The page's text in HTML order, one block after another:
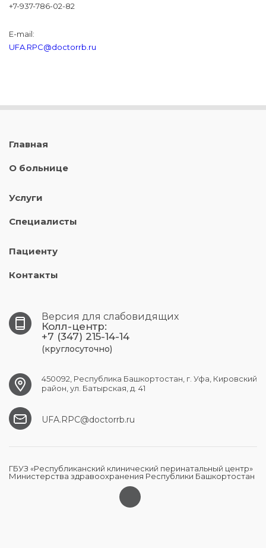
+7-937-786-02-82
E-mail:
UFA.RPC@doctorrb.ru
Главная
О больнице
Услуги
Специалисты
Пациенту
Контакты
Версия для слабовидящих
Колл-центр:
+7 (347) 215-14-14
(круглосуточно)
450092, Республика Башкортостан, г. Уфа, Кировский
район, ул. Батырская, д. 41
UFA.RPC@doctorrb.ru
ГБУЗ «Республиканский клинический перинатальный центр»
Министерства здравоохранения Республики Башкортостан